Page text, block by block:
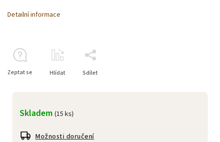
Skladem (15 ks)
Možnosti doručení
Detailní informace
Zeptat se Hlídat Sdílet